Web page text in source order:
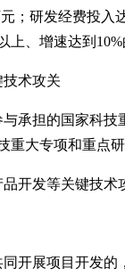
；研发经费投
上、增速达到
技术攻关
承担的国家科
重大专项和重点
开发等关键技
开展项目开发